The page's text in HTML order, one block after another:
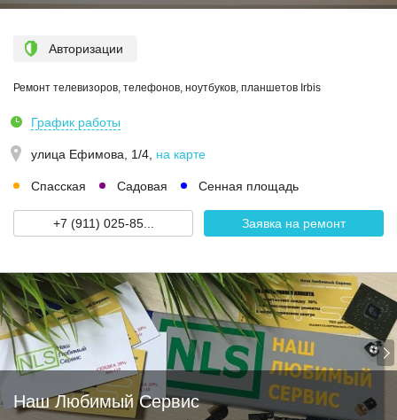
Авторизации
Ремонт телевизоров, телефонов, ноутбуков, планшетов Irbis
График работы
улица Ефимова, 1/4 на карте
Спасская Садовая Сенная площадь
+7 (911) 025-85... Заявка на ремонт
Наш Любимый Сервис